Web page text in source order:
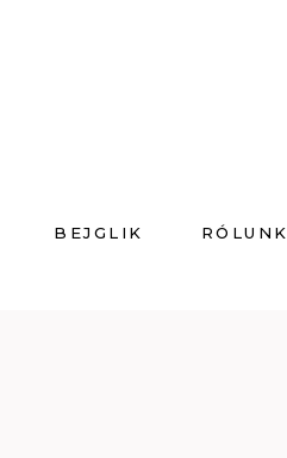
BEJGLIK RÓLUNK